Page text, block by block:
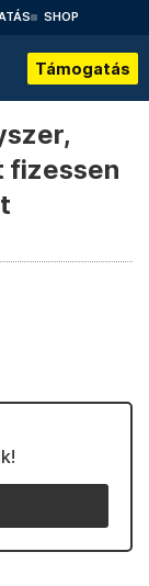
SHOP
Támogatás
fizessen